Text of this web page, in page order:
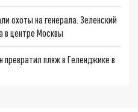
охоты на генерала. Зеленский
в центре Москвы
пляж в Геленджике в